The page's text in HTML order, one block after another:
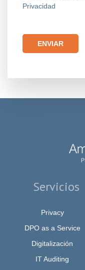
Privacidad
Servicios
Privacy
DPO as a Service
Digitalización
IT Auditing